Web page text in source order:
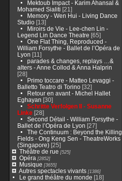
Mektoub Impact - Karim Ahansal &
Mohamed Sialiti [21]
Memory - Wen Hui - Living Dance
Studio[13]
Miroirs de Vie - Lee-chen Lin -
Legend Lin Dance Theatre [65]
One Flat Thing, Reproduced -
William Forsythe - Ballet de l’Opéra de
Lyon [11]
parades & changes, replays …&
alters - Anne Collod & Anna Halprin
[28]
Primo toccare - Matteo Levaggi -
Balletto Teatro di Torino[32]
Retour en avant - Michel Hallet
Eghayan [30]
Schritte Verfolgen II - Susanne
Linke[28]
Second Détail - William Forsythe -
Ballet de l’Opéra de Lyon [27]
The Continuum : Beyond the Killing
Fields - Ong Keng Sen - TheatreWorks
(Singapore)[25]
Théâtre de rue [525]
Opéra [2852]
Musique [3655]
Autres spectacles vivants[1386]
Le grand théâtre du monde [18]